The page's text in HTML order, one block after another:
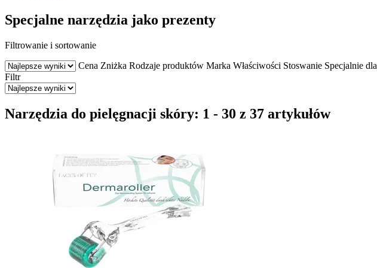
Specjalne narzędzia jako prezenty
Filtrowanie i sortowanie
Cena Zniżka Rodzaje produktów Marka Właściwości Stoswanie Specjalnie dla
Filtr
Narzędzia do pielęgnacji skóry: 1 - 30 z 37 artykułów